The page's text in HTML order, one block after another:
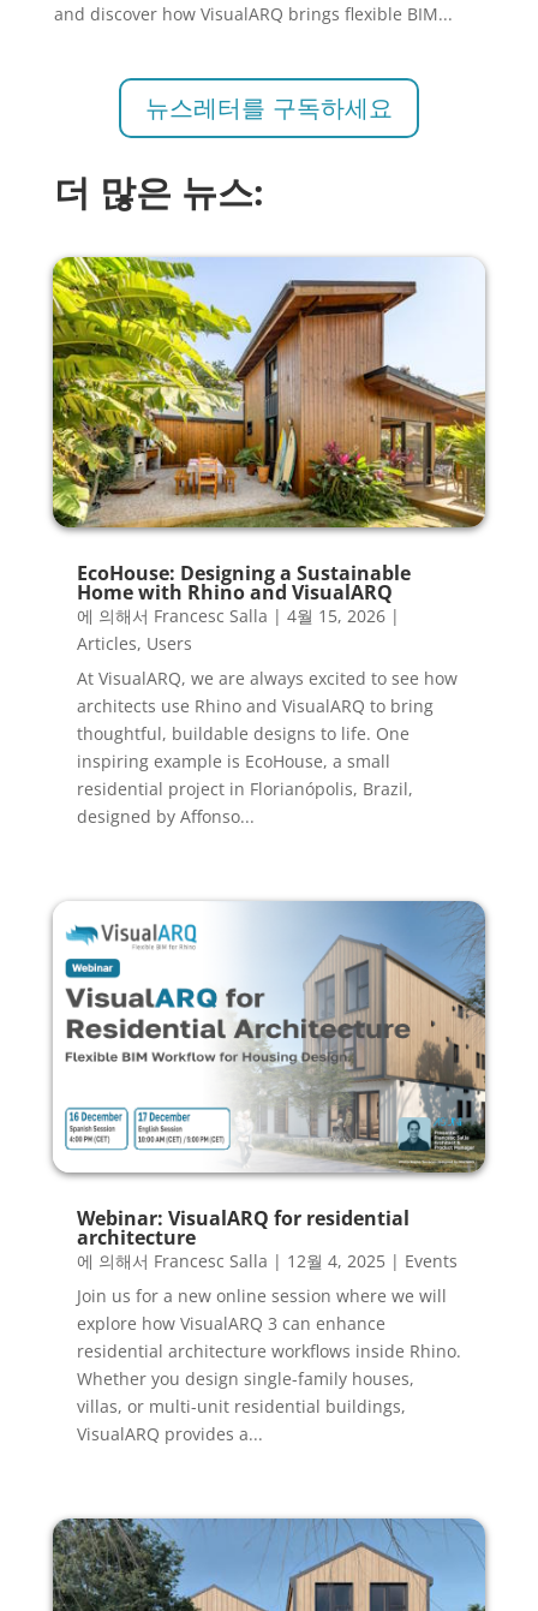
and discover how VisualARQ brings flexible BIM...
뉴스레터를 구독하세요
더 많은 뉴스:
EcoHouse: Designing a Sustainable
Home with Rhino and VisualARQ
에 의해서 Francesc Salla | 4월 15, 2026|
Articles, Users
At VisualARQ, we are always excited to see how
architects use Rhino and VisualARQ to bring
thoughtful, buildable designs to life. One
inspiring example is EcoHouse, a small
residential project in Florianópolis, Brazil,
designed by Affonso...
Webinar: VisualARQ for residential
architecture
에 의해서 Francesc Salla | 12월 4, 2025| Events
Join us for a new online session where we will
explore how VisualARQ 3 can enhance
residential architecture workflows inside Rhino.
Whether you design single-family houses,
villas, or multi-unit residential buildings,
VisualARQ provides a...